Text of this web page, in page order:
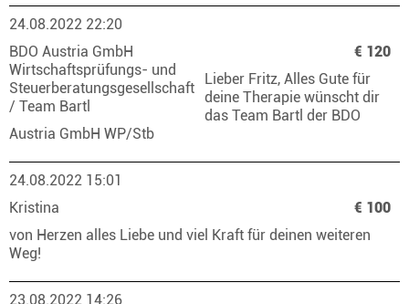
24.08.2022 22:20
BDO Austria GmbH
Wirtschaftsprüfungs- und
Steuerberatungsgesellschaft
/ Team Bartl
€ 120
Lieber Fritz, Alles Gute für
deine Therapie wünscht dir
das Team Bartl der BDO
Austria GmbH WP/Stb
24.08.2022 15:01
Kristina
€ 100
von Herzen alles Liebe und viel Kraft für deinen weiteren
Weg!
23.08.2022 14:26